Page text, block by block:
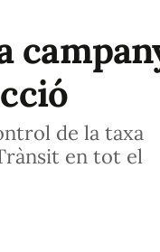
de la taxa
en tot el